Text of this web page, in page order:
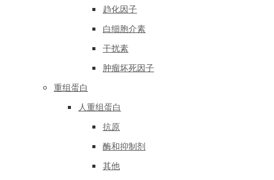
趋化因子
白细胞介素
干扰素
肿瘤坏死因子
重组蛋白
人重组蛋白
抗原
酶和抑制剂
其他